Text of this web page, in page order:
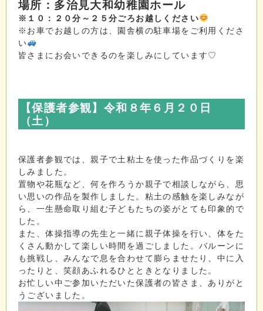
場所：多治見大和幼稚園ホール
※１０：２０分～２５分ごろお越しください
※お車でお越しの方は、園舎横の駐車場をご利用くださ
い
皆さまにお会いできるのを楽しみにしています♡
【保護者参観】令和８年６月２０日
（土）
保護者参観では、親子で土粘土を使った作品づくりを楽
しみました。
置物や花瓶など、何を作ろうか親子で相談しながら、思
い思いの作品を製作しました。粘土の感触を楽しみなが
ら、一生懸命取り組む子どもたちの姿がとても印象的で
した。
また、体操指導の先生と一緒に親子体操を行い、体をた
くさん動かして楽しい時間を過ごしました。バルーンに
も挑戦し、みんなで息を合わせて膨らませたり、中に入
ったりと、笑顔あふれるひとときとなりました。
お忙しい中ご参加いただいた保護者の皆さま、ありがと
うございました。